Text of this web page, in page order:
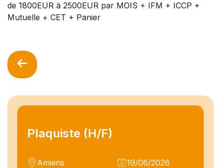
Plaquiste (H/F)
Amiens
19/06/2026
de 1800EUR à 2500EUR par MOIS + IFM + ICCP +
Mutuelle + CET + Panier